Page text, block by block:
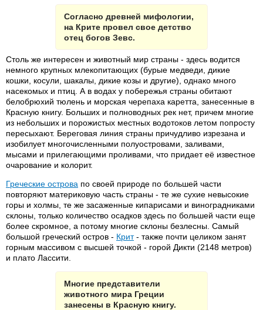
Согласно древней мифологии,
на Крите провел свое детство
отец богов Зевс.
Столь же интересен и животный мир страны - здесь водится
немного крупных млекопитающих (бурые медведи, дикие
кошки, косули, шакалы, дикие козы и другие), однако много
насекомых и птиц. А в водах у побережья страны обитают
белобрюхий тюлень и морская черепаха каретта, занесенные в
Красную книгу. Больших и полноводных рек нет, причем многие
из небольших и порожистых местных водотоков летом попросту
пересыхают. Береговая линия страны причудливо изрезана и
изобилует многочисленными полуостровами, заливами,
мысами и прилегающими проливами, что придает её известное
очарование и колорит.
Греческие острова по своей природе по большей части
повторяют материковую часть страны - те же сухие невысокие
горы и холмы, те же засаженные кипарисами и виноградниками
склоны, только количество осадков здесь по большей части еще
более скромное, а потому многие склоны безлесны. Самый
большой греческий остров - Крит- также почти целиком занят
горным массивом с высшей точкой - горой Дикти (2148 метров)
и плато Лассити.
Многие представители
животного мира Греции
занесены в Красную книгу.